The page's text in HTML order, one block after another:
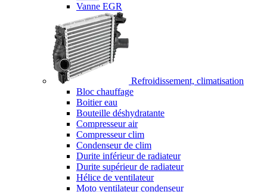
Vanne EGR
Refroidissement, climatisation
Bloc chauffage
Boitier eau
Bouteille déshydratante
Compresseur air
Compresseur clim
Condenseur de clim
Durite inférieur de radiateur
Durite supérieur de radiateur
Hélice de ventilateur
Moto ventilateur condenseur